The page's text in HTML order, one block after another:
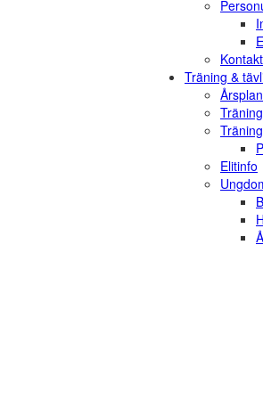
Kontakt
Träning &
Årsplan
Elitinfo